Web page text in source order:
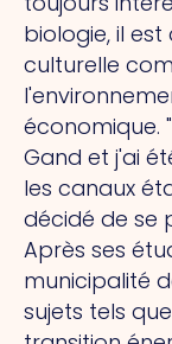
biologie, il
culturelle
économique.
Gand et j'ai
les canaux
décidé de se
Après ses
municipalité
sujets tels